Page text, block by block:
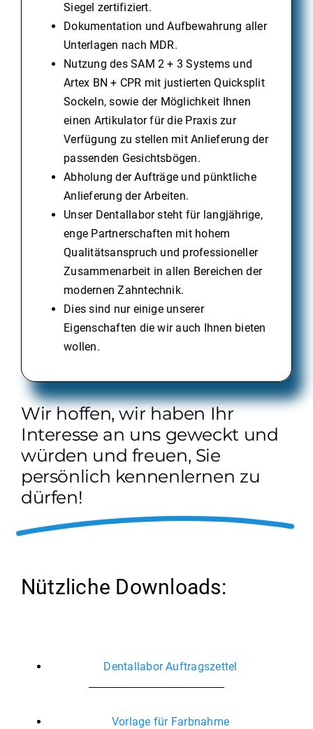
Siegel zertifiziert.
Dokumentation und Aufbewahrung aller
Unterlagen nach MDR.
Nutzung des SAM 2 + 3 Systems und
Artex BN + CPR mit justierten Quicksplit
Sockeln, sowie der Möglichkeit Ihnen
einen Artikulator für die Praxis zur
Verfügung zu stellen mit Anlieferung der
passenden Gesichtsbögen.
Abholung der Aufträge und pünktliche
Anlieferung der Arbeiten.
Unser Dentallabor steht für langjährige,
enge Partnerschaften mit hohem
Qualitätsanspruch und professioneller
Zusammenarbeit in allen Bereichen der
modernen Zahntechnik.
Dies sind nur einige unserer
Eigenschaften die wir auch Ihnen bieten
wollen.
Wir hoffen, wir haben Ihr
Interesse an uns geweckt und
würden und freuen, Sie
persönlich kennenlernen zu
dürfen!
Nützliche Downloads:
Dentallabor Auftragszettel
Vorlage für Farbnahme